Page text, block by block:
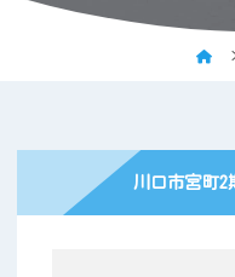
川口市宮町